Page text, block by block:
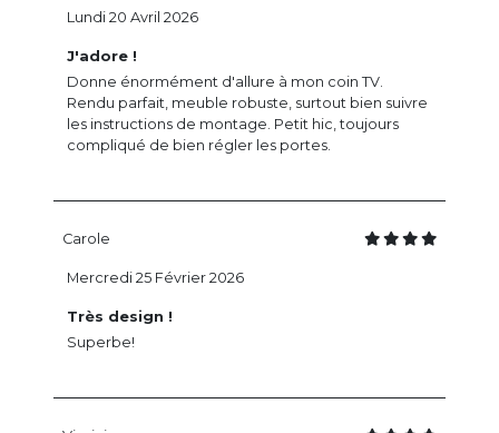
J'adore !
Donne énormément d'allure à mon coin TV.
Rendu parfait, meuble robuste, surtout bien suivre
les instructions de montage. Petit hic, toujours
compliqué de bien régler les portes.
Lundi 20 Avril 2026
Carole
Très design !
Superbe!
Mercredi 25 Février 2026